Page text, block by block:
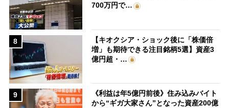
700万円で…
8
【キオクシア・ショック後に「株価倍
増」も期待できる注目銘柄5選】資産3
億円超・…
9
《利益は年5億円前後》住み込みバイト
から“ギガ大家さん”となった資産200億